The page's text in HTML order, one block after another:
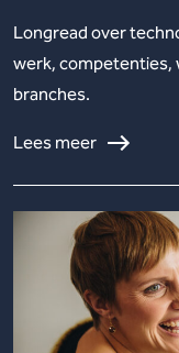
Longread over
werk, competenties,
branches.
Lees meer